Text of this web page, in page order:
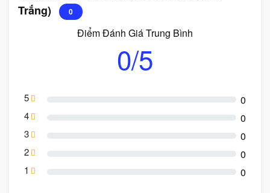
Trắng)
0
Điểm Đánh Giá Trung Bình
0/5
5 0
4 0
3 0
2 0
1 0